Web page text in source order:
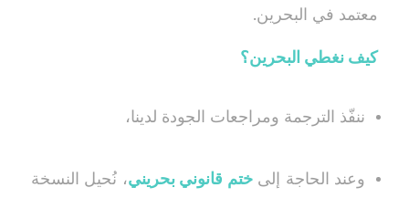
معتمد في البحرين.
كيف نغطي البحرين؟
ننفّذ الترجمة ومراجعات الجودة لدينا،
وعند الحاجة إلىختم قانوني بحريني، نُحيل النسخة